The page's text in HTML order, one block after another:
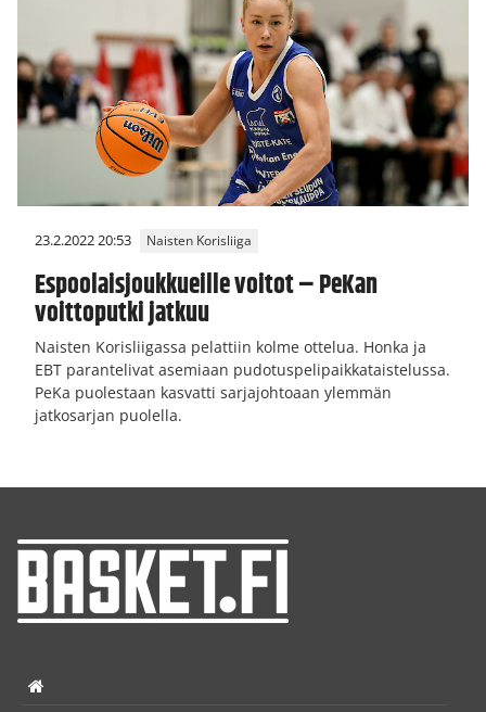
23.2.2022 20:53 Naisten Korisliiga
Espoolaisjoukkueille voitot – PeKan
voittoputki jatkuu
Naisten Korisliigassa pelattiin kolme ottelua. Honka ja
EBT parantelivat asemiaan pudotuspelipaikkataistelussa.
PeKa puolestaan kasvatti sarjajohtoaan ylemmän
jatkosarjan puolella.